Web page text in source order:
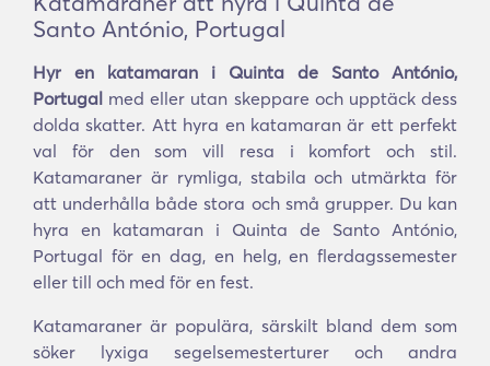
Santo António, Portugal
Hyr en katamaran i Quinta de Santo António,
Portugal med eller utan skeppare och upptäck dess
dolda skatter. Att hyra en katamaran är ett perfekt
val för den som vill resa i komfort och stil.
Katamaraner är rymliga, stabila och utmärkta för
att underhålla både stora och små grupper. Du kan
hyra en katamaran i Quinta de Santo António,
Portugal för en dag, en helg, en flerdagssemester
eller till och med för en fest.
Katamaraner är populära, särskilt bland dem som
söker lyxiga segelsemesterturer och andra